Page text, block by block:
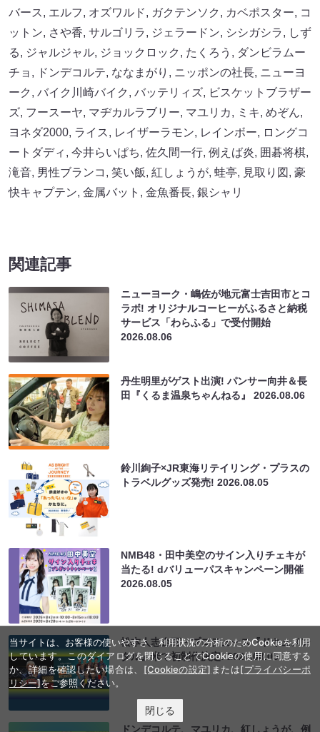
バース, エルフ, オズワルド, ガクテンソク , カベポスター, コ
ットン, さや香, サルゴリラ, ジェラードン, シシガシラ, しず
る, ジャルジャル, ジョックロック , たくろう , ダンビラムー
チョ , ドンデコルテ, ななまがり , ニッポンの社長, ニューヨ
ーク , バイク川崎バイク , バッテリィズ, ビスケットブラザー
ズ, フースーヤ, マヂカルラブリー, マユリカ, ミキ, めぞん,
ヨネダ2000, ライス, レイザーラモン, レインボー, ロングコ
ートダディ , 今井らいぱち, 佐久間一行, 例えば炎, 囲碁将棋,
滝音, 男性ブランコ , 笑い飯, 紅しょうが, 蛙亭, 見取り図 , 豪
快キャプテン, 金属バット , 金魚番長, 銀シャリ
関連記事
ニューヨーク・嶋佐が地元富士吉田市とコ
ラボ! オリジナルコーヒーがふるさと納税
サービス「わらふる」で受付開始
2026.08.06
丹生明里がゲスト出演! パンサー向井＆長
田『くるま温泉ちゃんねる』2026.08.06
鈴川絢子×JR東海リテイリング・プラスの
トラベルグッズ発売!2026.08.05
NMB48・田中美空のサイン入りチェキが
当たる! dバリューパスキャンペーン開催
2026.08.05
松本人志企画・プロデュース『ドキュメン
タル』米で初制作決定!2026.08.05
ドンデコルテ、マユリカ、紅しょうが、例
当サイトは、お客様の使いやすさ、利用状況の分析のためCookieを利用
しています。このダイアログを閉じることでCookieの使用に同意する
か、詳細を確認したい場合は、 [Cookieの設定] または[プライバシーポ
リシー]をご参照ください。
閉じる